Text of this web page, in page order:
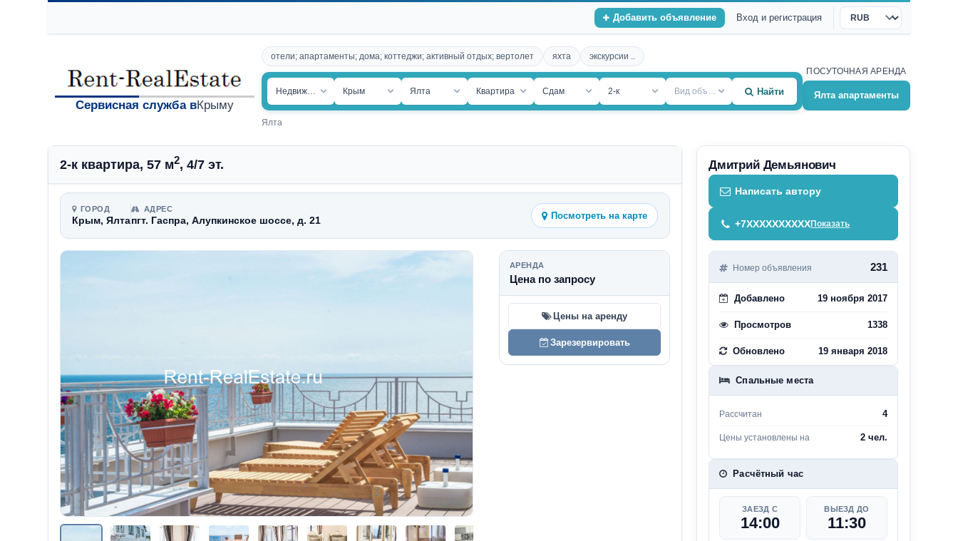
Добавить объявление Вход и регистрация
Валюта
Сервисная служба вКрыму
отели; апартаменты; дома; коттеджи; активный отдых; вертолет яхта экскурсии ..
Недвижимость Крым Ялта Квартира Сдам 2-к Вид объекта Найти
Ялта
ПОСУТОЧНАЯ АРЕНДА
Ялта апартаменты
2-к квартира, 57 м2, 4/7 эт.
ГОРОД
Крым, Ялта
АДРЕС
пгт. Гаспра, Алупкинское шоссе, д. 21 Посмотреть на карте
АРЕНДА
Цена по запросу
Цены на аренду
Зарезервировать
Дмитрий Демьянович
Написать автору
+7XXXXXXXXXXПоказать
Номер объявления 231
Добавлено 19 ноября 2017
Просмотров 1338
Обновлено 19 января 2018
Спальные места
Рассчитан 4
Цены установлены на 2 чел.
Расчётный час
ЗАЕЗД С
14:00
ВЫЕЗД ДО
11:30